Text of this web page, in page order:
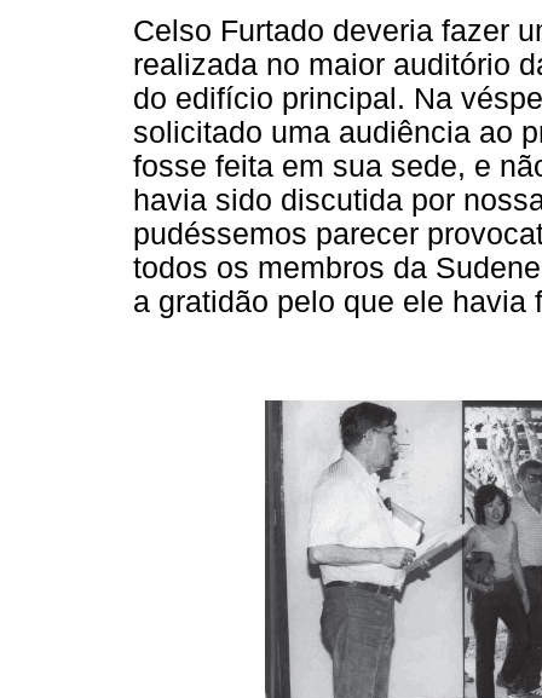
Celso Furtado deveria fazer
realizada no maior auditório
do edifício principal. Na
solicitado uma audiência ao
fosse feita em sua sede, e
havia sido discutida por
pudéssemos parecer
todos os membros da
a gratidão pelo que ele havia